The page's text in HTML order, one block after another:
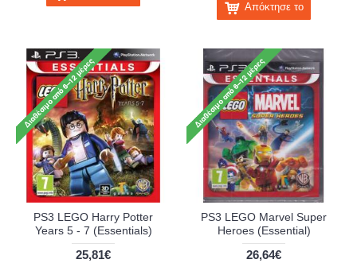
Απόκτησε το
PS3 LEGO Harry Potter
Years 5 - 7 (Essentials)
25,81€
PS3 LEGO Marvel Super
Heroes (Essential)
26,64€